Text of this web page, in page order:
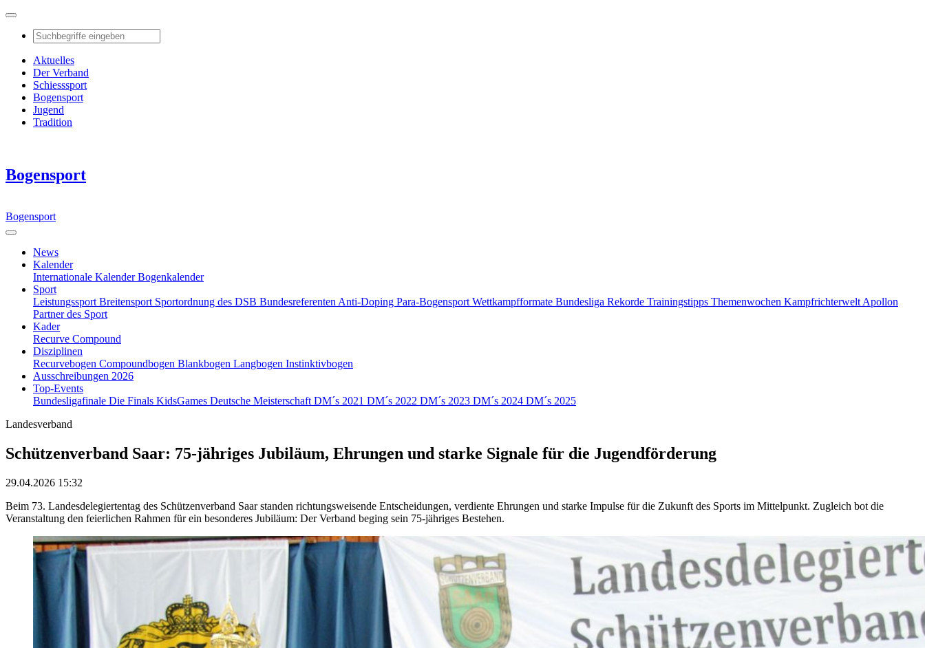
Aktuelles
Der Verband
Schiesssport
Bogensport
Jugend
Tradition
Bogensport
Bogensport
News
Kalender
Internationale KalenderBogenkalender
Sport
Leistungssport Breitensport Sportordnung des DSB Bundesreferenten Anti-Doping Para-Bogensport Wettkampfformate Bundesliga Rekorde Trainingstipps Themenwochen Kampfrichterwelt Apollon
Partner des Sport
Kader
Recurve Compound
Disziplinen
Recurvebogen Compoundbogen Blankbogen Langbogen Instinktivbogen
Ausschreibungen 2026
Top-Events
Bundesligafinale Die Finals KidsGames Deutsche Meisterschaft DM´s 2021 DM´s 2022 DM´s 2023 DM´s 2024 DM´s 2025
Landesverband
Schützenverband Saar: 75-jähriges Jubiläum, Ehrungen und starke Signale für die Jugendförderung
29.04.2026 15:32
Beim 73. Landesdelegiertentag des Schützenverband Saar standen richtungsweisende Entscheidungen, verdiente Ehrungen und starke Impulse für die Zukunft des Sports im Mittelpunkt. Zugleich bot die
Veranstaltung den feierlichen Rahmen für ein besonderes Jubiläum: Der Verband beging sein 75-jähriges Bestehen.